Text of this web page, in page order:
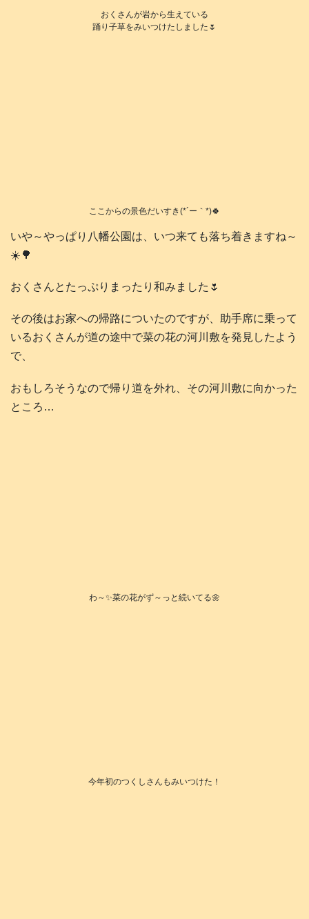
おくさんが岩から生えている
踊り子草をみいつけたしました🌷
ここからの景色だいすき(*´ー｀*)🍀
いや～やっぱり八幡公園は、いつ来ても落ち着きますね～
☀️🌳
おくさんとたっぷりまったり和みました🌷
その後はお家への帰路についたのですが、助手席に乗って
いるおくさんが道の途中で菜の花の河川敷を発見したよう
で、
おもしろそうなので帰り道を外れ、その河川敷に向かった
ところ…
わ～✨菜の花がず～っと続いてる🌼
今年初のつくしさんもみいつけた！